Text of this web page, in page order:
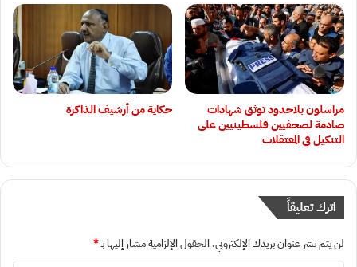
‏مراسلون بلاحدود توثق شهادات
صادمة لصحفيين فلسطينيين على
التنكيل في المعتقلات
حكاية من أرشيف الذاكرة
اترك تعليقاً
لن يتم نشر عنوان بريدك الإلكتروني. الحقول الإلزامية مشار إليها بـ*